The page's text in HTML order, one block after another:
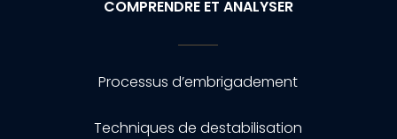
COMPRENDRE ET ANALYSER
Processus d’embrigadement
Techniques de destabilisation